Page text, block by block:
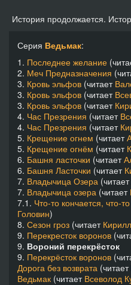
История продолжается.
Серия Ведьмак:
1. Последнее желание
2. Меч Предназначения
3. Кровь эльфов (читает
3. Кровь эльфов (читает
3. Кровь эльфов (читает
4. Час Презрения (читает
4. Час Презрения (читает
5. Крещение огнем (читает
5. Крещение огнём (читает
6. Башня ласточки (читает
6. Башня Ласточки (читает
7. Владычица Озера (читает
7. Владычица озера (читает
7.1. Что-то кончается, что-
Головин)
8. Сезон гроз (читает
9. Перекресток воронов
9. Вороний перекрёсток
9. Перекрёсток воронов
Дорога без возврата (читает
Ведьмак (читает Всеволод